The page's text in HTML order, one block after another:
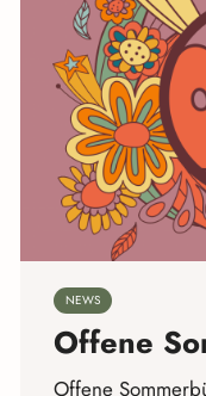
NEWS
Offene
Offene